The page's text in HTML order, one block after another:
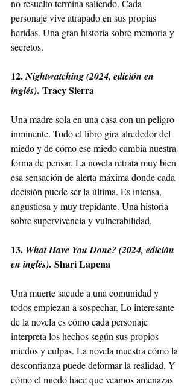
no resuelto termina saliendo. Cada
personaje vive atrapado en sus propias
heridas. Una gran historia sobre memoria y
secretos.
12. Nightwatching (2024, edición en
inglés). Tracy Sierra
Una madre sola en una casa con un peligro
inminente. Todo el libro gira alrededor del
miedo y de cómo ese miedo cambia nuestra
forma de pensar. La novela retrata muy bien
esa sensación de alerta máxima donde cada
decisión puede ser la última. Es intensa,
angustiosa y muy trepidante. Una historia
sobre supervivencia y vulnerabilidad.
13. What Have You Done? (2024, edición
en inglés). Shari Lapena
Una muerte sacude a una comunidad y
todos empiezan a sospechar. Lo interesante
de la novela es cómo cada personaje
interpreta los hechos según sus propios
miedos y culpas. La novela muestra cómo la
desconfianza puede deformar la realidad. Y
cómo el miedo hace que veamos amenazas